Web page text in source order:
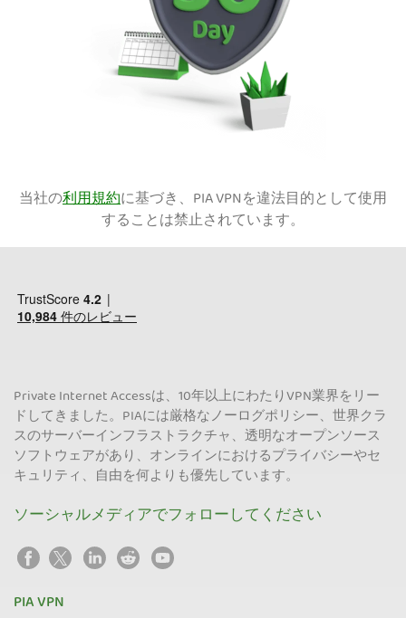
当社の利用規約に基づき、PIA VPNを違法目的として使用
することは禁止されています。
Private Internet Accessは、10年以上にわたりVPN業界をリー
ドしてきました。PIAには厳格なノーログポリシー、世界クラ
スのサーバーインフラストラクチャ、透明なオープンソース
ソフトウェアがあり、オンラインにおけるプライバシーやセ
キュリティ、自由を何よりも優先しています。
ソーシャルメディアでフォローしてください
PIA VPN